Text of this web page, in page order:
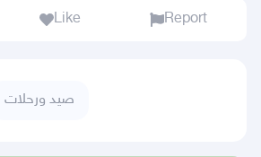
Like Report
صيد ورحلات